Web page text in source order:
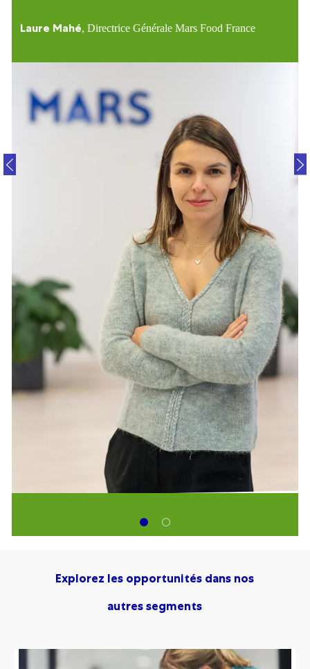
Laure Mahé, Directrice Générale Mars Food France
Explorez les opportunités dans nos
autres segments